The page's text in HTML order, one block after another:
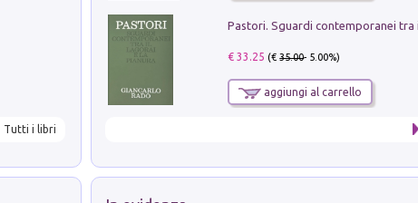
Tutti i libri
€ 33.25 (€35.00- 5.00%)
aggiungi al carrello